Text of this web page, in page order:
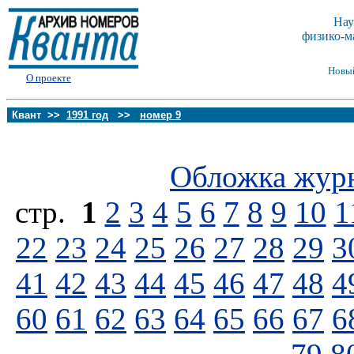
О проекте
физико-
Квант >> 1991 год >> номер 9
Обложка
стp. 1 2 3 4 5 6 7 8 9 10
22 23 24 25 26 27 28 29
41 42 43 44 45 46 47 48
60 61 62 63 64 65 66 67